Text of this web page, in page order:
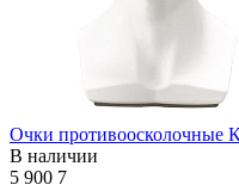
Очки противоосколочные
В наличии
5 900 7